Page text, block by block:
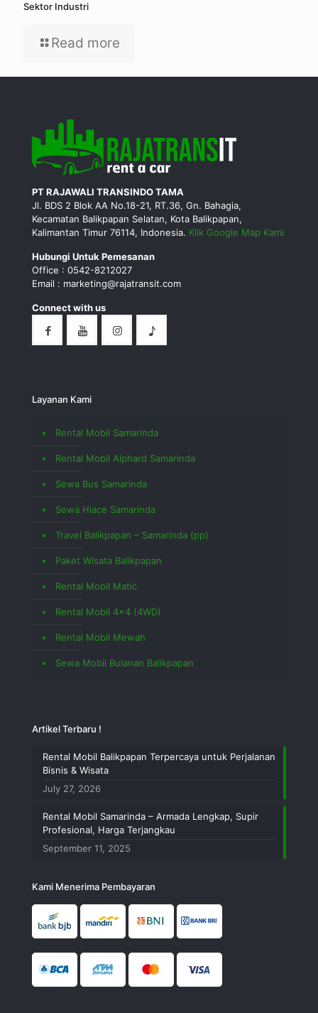
Sektor Industri
Read more
PT RAJAWALI TRANSINDO TAMA
Jl. BDS 2 Blok AA No.18-21, RT.36, Gn. Bahagia,
Kecamatan Balikpapan Selatan, Kota Balikpapan,
Kalimantan Timur 76114, Indonesia. Klik Google Map Kami
Hubungi Untuk Pemesanan
Office : 0542-8212027
Email : marketing@rajatransit.com
Connect with us
Layanan Kami
Rental Mobil Samarinda
Rental Mobil Alphard Samarinda
Sewa Bus Samarinda
Sewa Hiace Samarinda
Travel Balikpapan – Samarinda (pp)
Paket Wisata Balikpapan
Rental Mobil Matic
Rental Mobil 4×4 (4WD)
Rental Mobil Mewah
Sewa Mobil Bulanan Balikpapan
Artikel Terbaru !
Rental Mobil Balikpapan Terpercaya untuk Perjalanan
Bisnis & Wisata
July 27, 2026
Rental Mobil Samarinda – Armada Lengkap, Supir
Profesional, Harga Terjangkau
September 11, 2025
Kami Menerima Pembayaran